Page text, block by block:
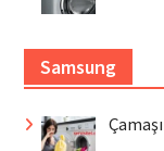
Samsung